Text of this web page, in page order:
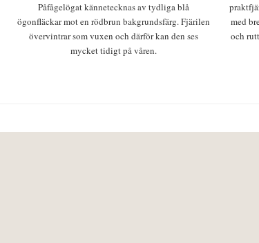
Påfågelögat kännetecknas av tydliga blå
ögonfläckar mot en rödbrun bakgrundsfärg. Fjärilen
övervintrar som vuxen och därför kan den ses
mycket tidigt på våren.
med
och